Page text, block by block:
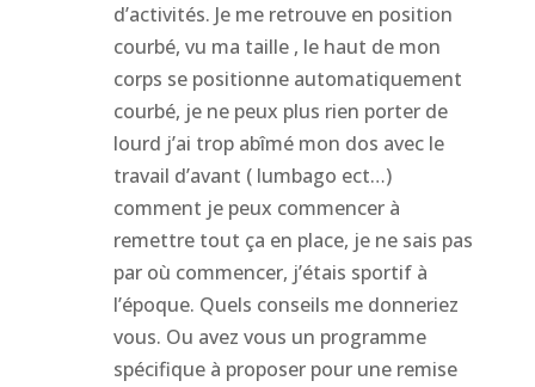
d’activités. Je me retrouve en position
courbé, vu ma taille , le haut de mon
corps se positionne automatiquement
courbé, je ne peux plus rien porter de
lourd j’ai trop abîmé mon dos avec le
travail d’avant ( lumbago ect…)
comment je peux commencer à
remettre tout ça en place, je ne sais pas
par où commencer, j’étais sportif à
l’époque. Quels conseils me donneriez
vous. Ou avez vous un programme
spécifique à proposer pour une remise